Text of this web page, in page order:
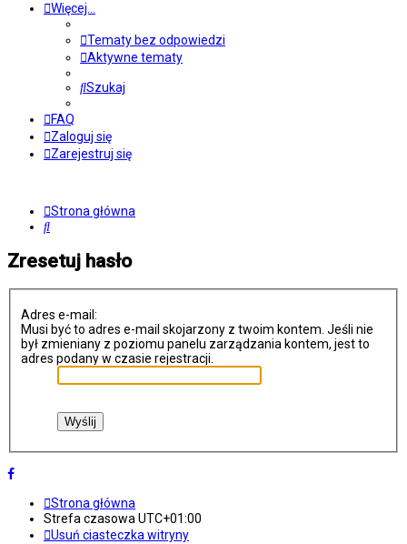
Więcej…
Tematy bez odpowiedzi
Aktywne tematy
Szukaj
FAQ
Zaloguj się
Zarejestruj się
Strona główna
Szukaj
Zresetuj hasło
Adres e-mail:
Musi być to adres e-mail skojarzony z twoim kontem. Jeśli nie
był zmieniany z poziomu panelu zarządzania kontem, jest to
adres podany w czasie rejestracji.
Strona główna
Strefa czasowaUTC+01:00
Usuń ciasteczka witryny